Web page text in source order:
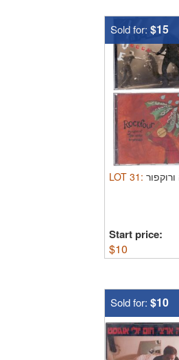
Sold for: $15
LOT 31 :
Start price:
$10
Sold for: $10